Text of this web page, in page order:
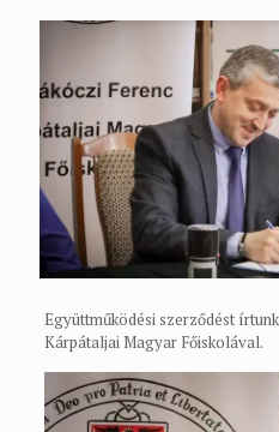
Együttműködési szerződést
Kárpátaljai Magyar Főiskolával.